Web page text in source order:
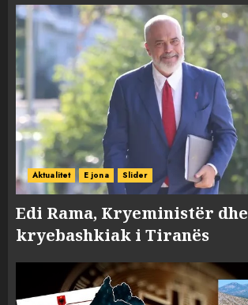
Aktualitet E jona Slider
Edi Rama, Kryeministër dhe
kryebashkiak i Tiranës